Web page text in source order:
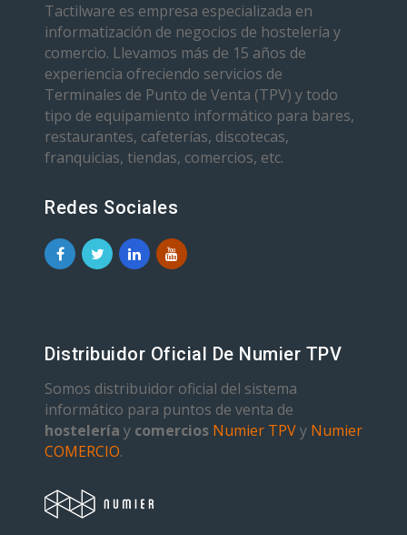
Tactilware es empresa especializada en
informatización de negocios de hostelería y
comercio. Llevamos más de 15 años de
experiencia ofreciendo servicios de
Terminales de Punto de Venta (TPV) y todo
tipo de equipamiento informático para bares,
restaurantes, cafeterías, discotecas,
franquicias, tiendas, comercios, etc.
Redes Sociales
Distribuidor Oficial De Numier TPV
Somos distribuidor oficial del sistema
informático para puntos de venta de
hostelería y comercios Numier TPVy Numier
COMERCIO.